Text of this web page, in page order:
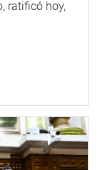
la Comisión de
de los
con la propuesta
ratificó hoy,